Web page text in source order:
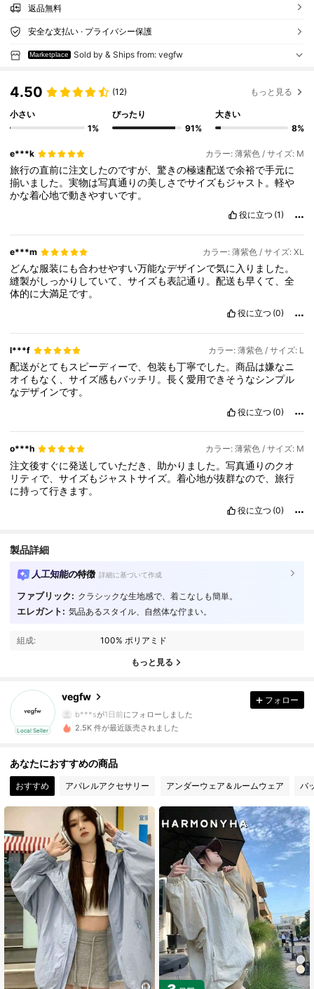
返品無料
安全な支払い · プライバシー保護
Marketplace Sold by & Ships from: vegfw
4.50 (12) もっと見る
小さい
1%
ぴったり
91%
大きい
8%
e***k カラー: 薄紫色 / サイズ: M
旅行の直前に注文したのですが、驚きの極速配送で余裕で手元に
揃いました。実物は写真通りの美しさでサイズもジャスト。軽や
かな着心地で動きやすいです。
役に立つ (1)
e***m カラー: 薄紫色 / サイズ: XL
どんな服装にも合わせやすい万能なデザインで気に入りました。
縫製がしっかりしていて、サイズも表記通り。配送も早くて、全
体的に大満足です。
役に立つ (0)
l***f カラー: 薄紫色 / サイズ: L
配送がとてもスピーディーで、包装も丁寧でした。商品は嫌なニ
オイもなく、サイズ感もバッチリ。長く愛用できそうなシンプル
なデザインです。
役に立つ (0)
o***h カラー: 薄紫色 / サイズ: M
注文後すぐに発送していただき、助かりました。写真通りのクオ
リティで、サイズもジャストサイズ。着心地が抜群なので、旅行
に持って行きます。
役に立つ (0)
製品詳細
人工知能の特徴 詳細に基づいて作成
ファブリック: クラシックな生地感で、着こなしも簡単。
エレガント: 気品あるスタイル、自然体な佇まい。
組成: 100% ポリアミド
もっと見る
Local Seller
vegfw
4.61 39 フォロワー
39 フォロワー
39 フォロワー
4.61
39 フォロワー
b***sが1日前にフォローしました
4.61
39 フォロワー
4.61 39 フォロワー
4.61 39 フォロワー
4.61 39 フォロワー
4.61 39 フォロワー
フォロー
2.5K 件が最近販売されました
あなたにおすすめの商品
おすすめ アパレルアクセサリー アンダーウェア＆ルームウェア バ